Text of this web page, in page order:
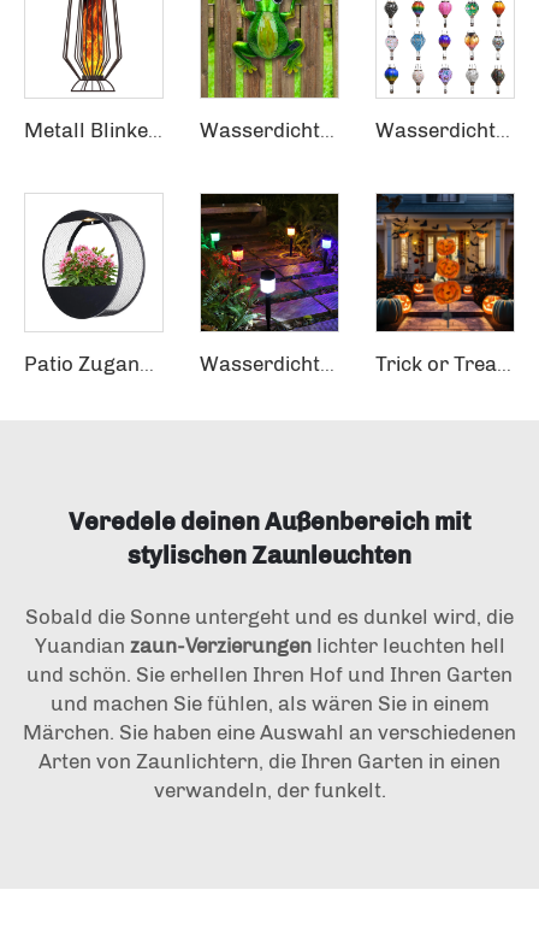
Metall Blinkende Lampe Dekorative Dekorationen Beleuchtung Solares Flammlaternen Wasserdichte Terrasse Außenbereich Gartenzaun LED Metallglas Frosch Hängende Dekoration Solare Wandlampen Wasserdichter Außenbereich Garten Veranda Terrasse Sonderbares Plastik Glas Metall Acryl LED-Flammlampe Hängelaterne Solar-Luftballon
Patio Zugang Außenbereich Garten Dekoration IP65 Schwarz Betriebliche Wandtopflampe Solare Wandlampe Wasserdichte Gartenweg-Pflaster-Festivals-Party-Hochzeits-Außen-Gartenbeleuchtung 6 Farben wechselnde Solartechnik Rasenlichter Trick or Treat Fröhliches Halloween-Schild LED-Außendekorationen Gartenpfähle Solare Gartenschmucklichter
Veredele deinen Außenbereich mit
stylischen Zaunleuchten
Sobald die Sonne untergeht und es dunkel wird, die
Yuandian zaun-Verzierungen lichter leuchten hell
und schön. Sie erhellen Ihren Hof und Ihren Garten
und machen Sie fühlen, als wären Sie in einem
Märchen. Sie haben eine Auswahl an verschiedenen
Arten von Zaunlichtern, die Ihren Garten in einen
verwandeln, der funkelt.